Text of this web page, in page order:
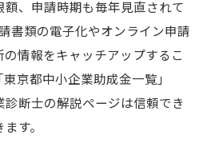
額、申請時期も毎年見直されて
書類の電子化やオンライン申請
情報をキャッチアップするこ
京都中小企業助成金一覧」
断士の解説ページは信頼でき
す。